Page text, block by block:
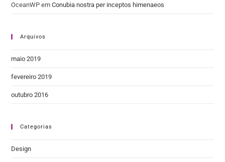
OceanWP emConubia nostra per inceptos himenaeos
Arquivos
maio 2019
fevereiro 2019
outubro 2016
Categorias
Design